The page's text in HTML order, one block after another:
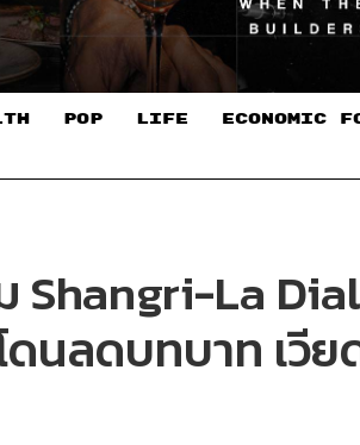
POP LIFE ECONOMIC
Shangri-La
นลดบทบาท เวี